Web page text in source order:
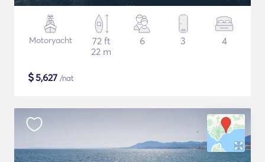
Motoryacht
72 ft
22 m
6 3 4
$5,627 /nat